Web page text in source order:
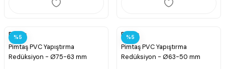
%5
Pimtaş
Pimtaş PVC Yapıştırma
Redüksiyon - Ø75-63 mm
%5
Pimtaş
Pimtaş PVC Yapıştırma
Redüksiyon - Ø63-50 mm